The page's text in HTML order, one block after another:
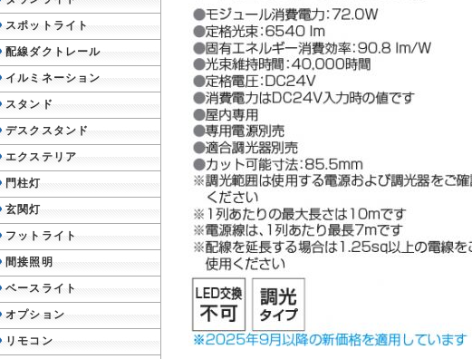
スポットライト
配線ダクトレール
イルミネーション
スタンド
デスクスタンド
エクステリア
門柱灯
玄関灯
フットライト
間接照明
ベースライト
オプション
リモコン